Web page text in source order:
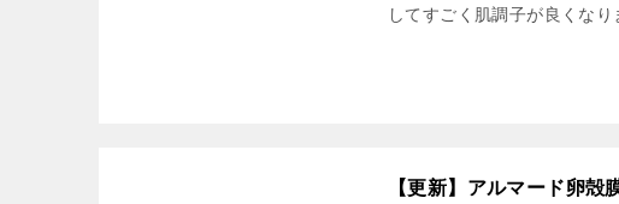
してすごく肌調子が良くな
【更新】アルマード卵